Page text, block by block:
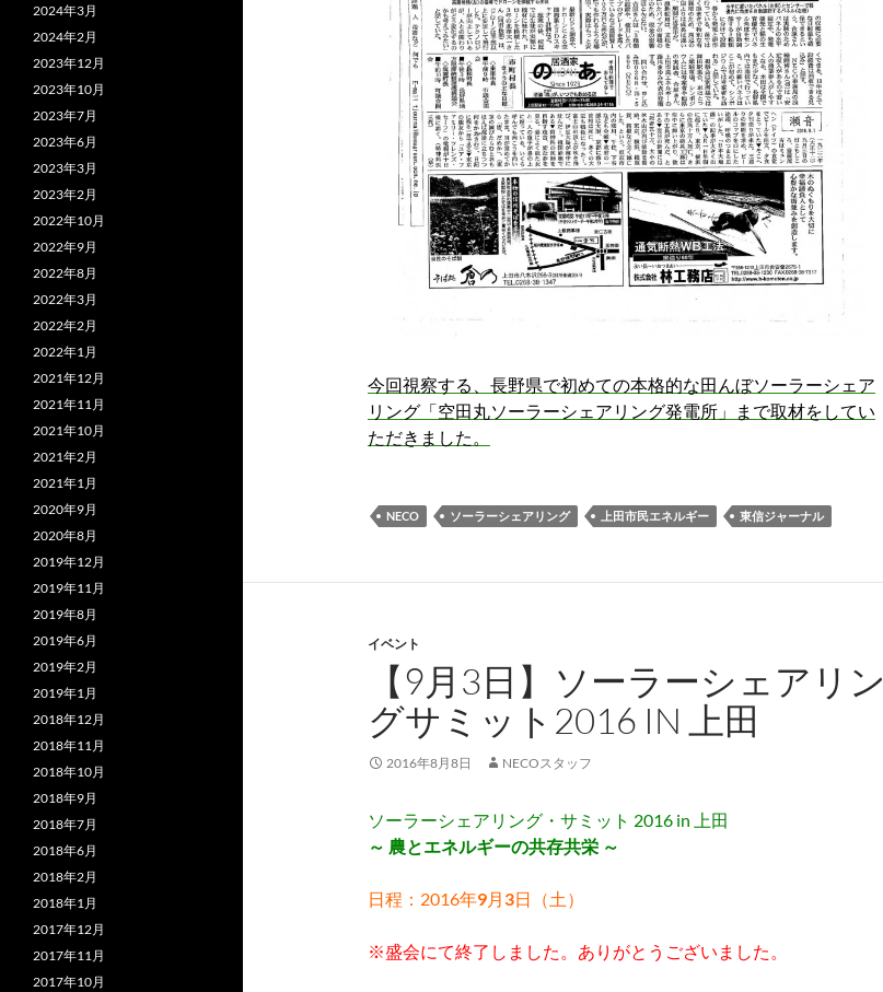
今回視察する、長野県で初めての本格的な田んぼソーラーシェア
リング「空田丸ソーラーシェアリング発電所」まで取材をしてい
ただきました。
NECO ソーラーシェアリング 上田市民エネルギー 東信ジャーナル
イベント
【9月3日】ソーラーシェアリン
グサミット2016 IN 上田
2016年8月8日 NECOスタッフ
ソーラーシェアリング・サミット 2016 in 上田
～ 農とエネルギーの共存共栄 ～
日程：2016年9月3日（土）
※盛会にて終了しました。ありがとうございました。
2024年3月
2024年2月
2023年12月
2023年10月
2023年7月
2023年6月
2023年3月
2023年2月
2022年10月
2022年9月
2022年8月
2022年3月
2022年2月
2022年1月
2021年12月
2021年11月
2021年10月
2021年2月
2021年1月
2020年9月
2020年8月
2019年12月
2019年11月
2019年8月
2019年6月
2019年2月
2019年1月
2018年12月
2018年11月
2018年10月
2018年9月
2018年7月
2018年6月
2018年2月
2018年1月
2017年12月
2017年11月
2017年10月